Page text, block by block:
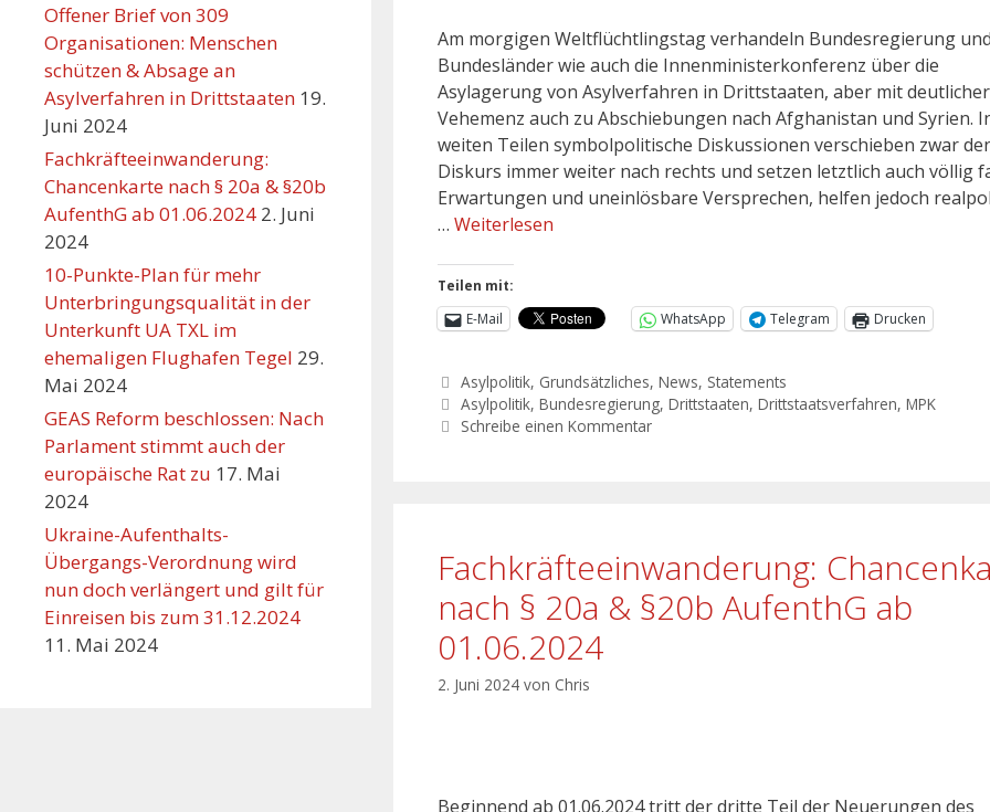
Am morgigen Weltflüchtlingstag verhandeln Bundesregierung
Bundesländer wie auch die Innenministerkonferenz über die
Asylagerung von Asylverfahren in Drittstaaten, aber mit deutlicher
Vehemenz auch zu Abschiebungen nach Afghanistan und Syrien.
weiten Teilen symbolpolitische Diskussionen verschieben zwar
Diskurs immer weiter nach rechts und setzen letztlich auch völlig
Erwartungen und uneinlösbare Versprechen, helfen jedoch
… Weiterlesen
Teilen mit:
E-Mail
WhatsApp Telegram Drucken
Asylpolitik, Grundsätzliches,News, Statements
Asylpolitik,Bundesregierung,Drittstaaten,Drittstaatsverfahren,MPK
Schreibe einen Kommentar
Fachkräfteeinwanderung:
nach § 20a & §20b AufenthG ab
01.06.2024
2. Juni 2024 von Chris
Beginnend ab 01.06.2024 tritt der dritte Teil der Neuerungen des
Offener Brief von 309
Organisationen: Menschen
schützen & Absage an
Asylverfahren in Drittstaaten 19.
Juni 2024
Fachkräfteeinwanderung:
Chancenkarte nach § 20a & §20b
AufenthG ab 01.06.2024 2. Juni
2024
10-Punkte-Plan für mehr
Unterbringungsqualität in der
Unterkunft UA TXL im
ehemaligen Flughafen Tegel 29.
Mai 2024
GEAS Reform beschlossen: Nach
Parlament stimmt auch der
europäische Rat zu 17. Mai
2024
Ukraine-Aufenthalts-
Übergangs-Verordnung wird
nun doch verlängert und gilt für
Einreisen bis zum 31.12.2024
11. Mai 2024